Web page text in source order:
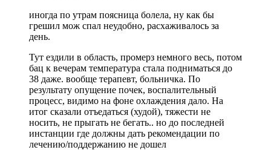
иногда по утрам поясница болела, ну как бы
грешил мож спал неудобно, расхаживалось за
день.
Тут ездили в область, промерз немного весь, потом
бац к вечерам температура стала подниматься до
38 даже. вообще терапевт, больничка. По
результату опущение почек, воспалительный
процесс, видимо на фоне охлаждения дало. На
итог сказали отъедаться (худой), тяжести не
носить, не прыгать не бегать.. но до последней
инстанции где должны дать рекомендации по
лечению/поддержанию не дошел